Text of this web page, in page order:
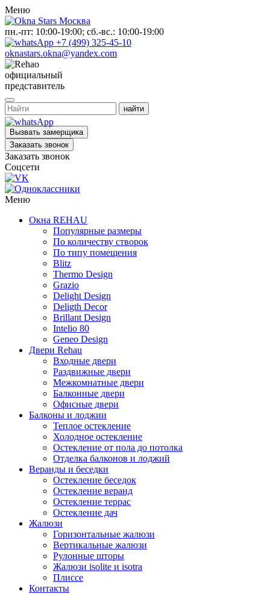
Меню
пн.-пт: 10:00-19:00; сб.-вс.: 10:00-19:00
+7 (499) 325-45-10
oknastars.okna@yandex.com
официальный
представитель
Вызвать замерщика
Заказать звонок
Заказать звонок
Соцсети
Меню
Окна REHAU
Популярные размеры
По количеству створок
По типу помещения
Blitz
Thermo Design
Grazio
Delight Design
Deligth Decor
Brillant Design
Intelio 80
Geneo Design
Двери Rehau
Входные двери
Раздвижные двери
Межкомнатные двери
Балконные двери
Офисные двери
Балконы и лоджии
Теплое остекление
Холодное остекление
Остекление от пола до потолка
Отделка балконов и лоджий
Веранды и беседки
Остекление беседок
Остекление веранд
Остекление террас
Остекление дач
Жалюзи
Горизонтальные жалюзи
Вертикальные жалюзи
Рулонные шторы
Жалюзи isolite и isotra
Плиссе
Контакты